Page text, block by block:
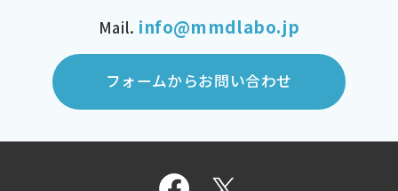
Mail. info@mmdlabo.jp
フォームからお問い合わせ